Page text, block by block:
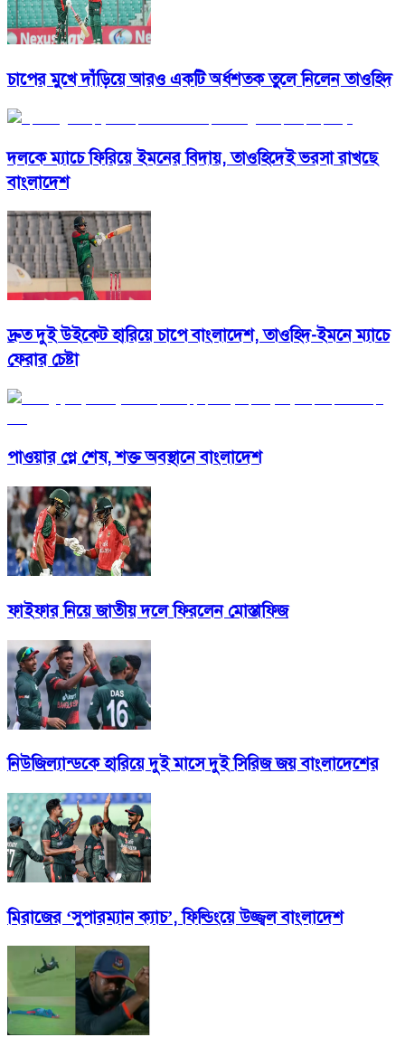
চাপের মুখে দাঁড়িয়ে আরও একটি অর্ধশতক তুলে নিলেন তাওহিদ
দলকে ম্যাচে ফিরিয়ে ইমনের বিদায়, তাওহিদেই ভরসা রাখছে
বাংলাদেশ
দ্রুত দুই উইকেট হারিয়ে চাপে বাংলাদেশ, তাওহিদ-ইমনে ম্যাচে
ফেরার চেষ্টা
পাওয়ার প্লে শেষ, শক্ত অবস্থানে বাংলাদেশ
ফাইফার নিয়ে জাতীয় দলে ফিরলেন মোস্তাফিজ
নিউজিল্যান্ডকে হারিয়ে দুই মাসে দুই সিরিজ জয় বাংলাদেশের
মিরাজের ‘সুপারম্যান ক্যাচ’, ফিল্ডিংয়ে উজ্জ্বল বাংলাদেশ